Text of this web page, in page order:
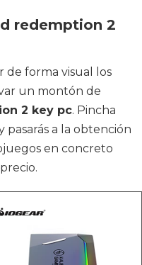
redemption 2
de forma visual los
un montón de
2 key pc. Pincha
pasarás a la obtención
en concreto